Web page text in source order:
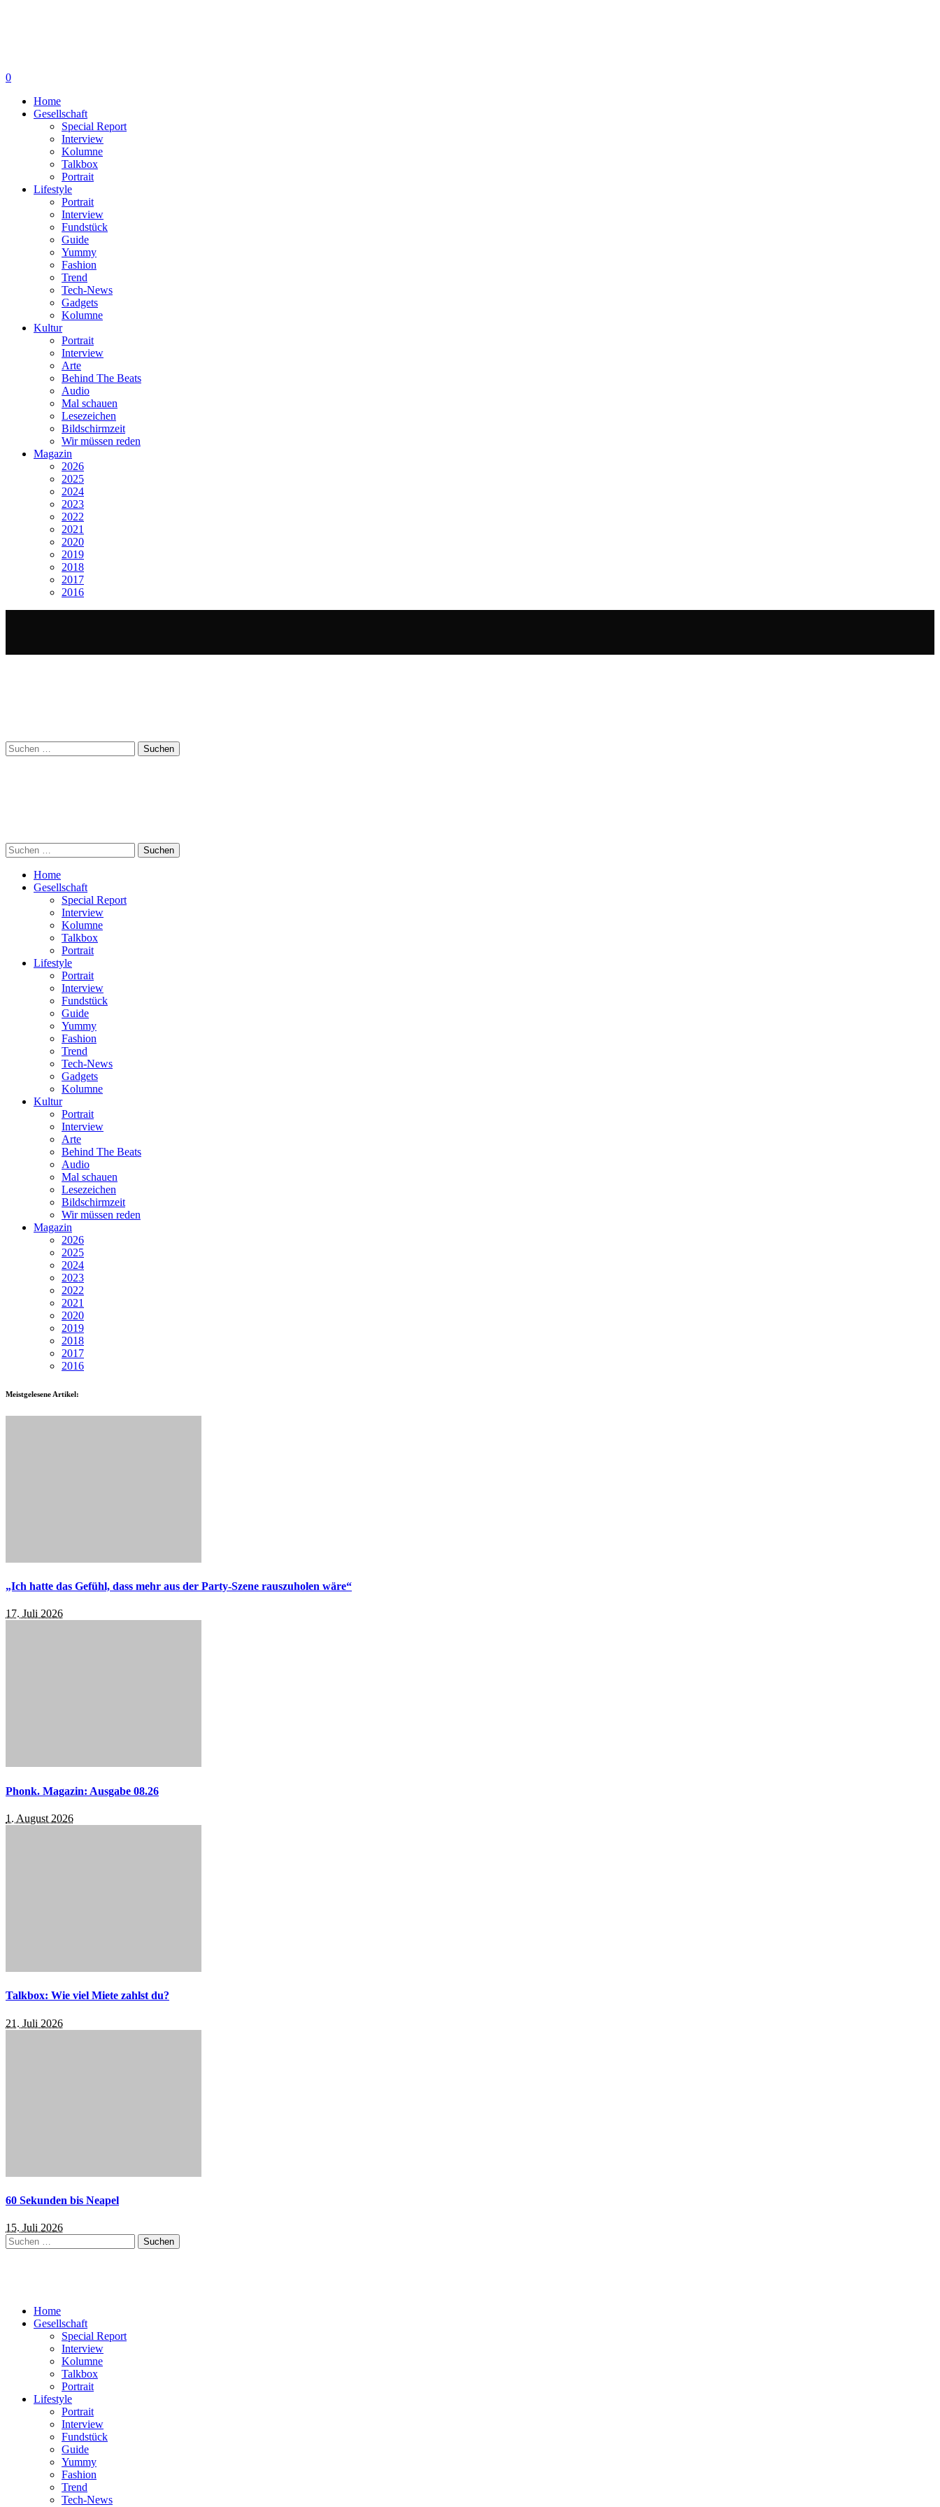
0
Home
Gesellschaft
Special Report
Interview
Kolumne
Talkbox
Portrait
Lifestyle
Portrait
Interview
Fundstück
Guide
Yummy
Fashion
Trend
Tech-News
Gadgets
Kolumne
Kultur
Portrait
Interview
Arte
Behind The Beats
Audio
Mal schauen
Lesezeichen
Bildschirmzeit
Wir müssen reden
Magazin
2026
2025
2024
2023
2022
2021
2020
2019
2018
2017
2016
Suchen
nach:
Suchen
nach:
Home
Gesellschaft
Special Report
Interview
Kolumne
Talkbox
Portrait
Lifestyle
Portrait
Interview
Fundstück
Guide
Yummy
Fashion
Trend
Tech-News
Gadgets
Kolumne
Kultur
Portrait
Interview
Arte
Behind The Beats
Audio
Mal schauen
Lesezeichen
Bildschirmzeit
Wir müssen reden
Magazin
2026
2025
2024
2023
2022
2021
2020
2019
2018
2017
2016
Meistgelesene Artikel:
„Ich hatte das Gefühl, dass mehr aus der Party-Szene rauszuholen wäre“
17. Juli 2026
Phonk. Magazin: Ausgabe 08.26
1. August 2026
Talkbox: Wie viel Miete zahlst du?
21. Juli 2026
60 Sekunden bis Neapel
15. Juli 2026
Suchen
nach:
Home
Gesellschaft
Special Report
Interview
Kolumne
Talkbox
Portrait
Lifestyle
Portrait
Interview
Fundstück
Guide
Yummy
Fashion
Trend
Tech-News